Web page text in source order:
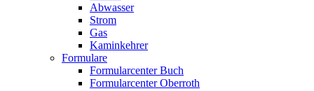
Abwasser
Strom
Gas
Kaminkehrer
Formulare
Formularcenter Buch
Formularcenter Oberroth